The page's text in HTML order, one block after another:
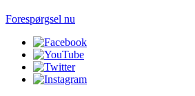
Forespørgsel nu